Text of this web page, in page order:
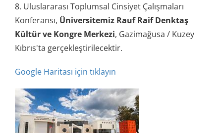
8. Uluslararası Toplumsal Cinsiyet Çalışmaları
Konferansı, Üniversitemiz Rauf Raif Denktaş
Kültür ve Kongre Merkezi, Gazimağusa / Kuzey
Kıbrıs'ta gerçekleştirilecektir.
Google Haritası için tıklayın